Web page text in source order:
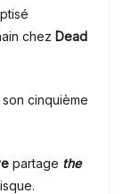
chez Dead
cinquième
partage the